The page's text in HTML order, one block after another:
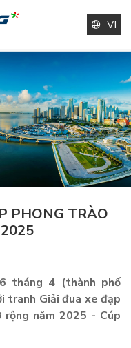
VI
PHONG TRÀO
tháng 4 (thành phố
tranh Giải đua xe đạp
năm 2025 - Cúp